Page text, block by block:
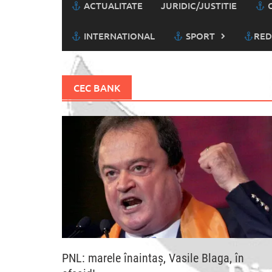
ACTUALITATE JURIDIC/JUSTITIE
INTERNATIONAL SPORT
CEC BANK
PNL: marele înaintaș, Vasile Blaga, în